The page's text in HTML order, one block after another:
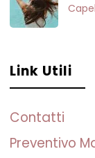
Link Utili
Contatti
Preventivo